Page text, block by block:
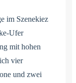
im Szenekiez
Ufer
mit hohen
vier
und zwei